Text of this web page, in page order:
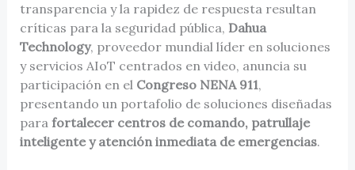
transparencia y la rapidez de respuesta resultan
críticas para la seguridad pública, Dahua
Technology, proveedor mundial líder en soluciones
y servicios AIoT centrados en video, anuncia su
participación en el Congreso NENA 911,
presentando un portafolio de soluciones diseñadas
para fortalecer centros de comando, patrullaje
inteligente y atención inmediata de emergencias.